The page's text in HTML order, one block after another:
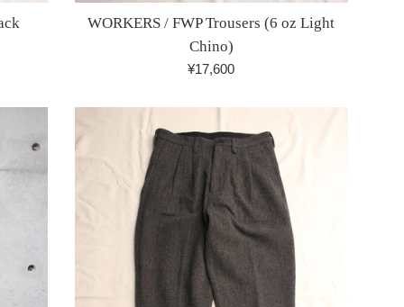
WORKERS / FWP Trousers (6 oz Light
Chino)
通
価
格
¥17,600